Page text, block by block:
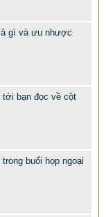
gì và ưu nhược
tới bạn đọc về cột
buổi họp ngoại